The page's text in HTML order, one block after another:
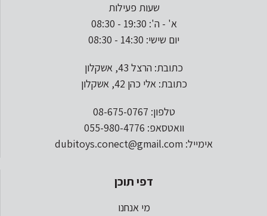
שעות פעילות
א' - ה': 19:30 - 08:30
יום שישי: 14:30 - 08:30
כתובת: הרצל 43, אשקלון
כתובת: אלי כהן 42, אשקלון
טלפון: 08-675-0767
וואטסאפ: 055-980-4776
אימייל: dubitoys.conect@gmail.com
דפי תוכן
מי אנחנו